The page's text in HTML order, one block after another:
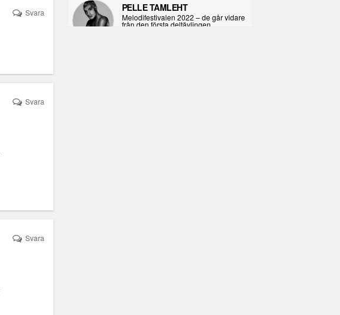
Svara
Svara
Svara
PELLE TAMLEHT
Melodifestivalen 2022 – de går vidare
från den första deltävlingen